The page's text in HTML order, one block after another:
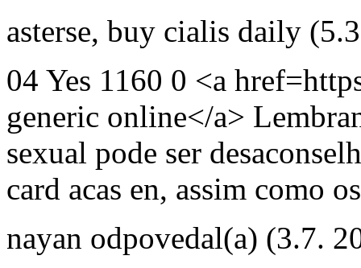
asterse, buy cialis daily
04 Yes 1160 0 <a
generic online</a>
sexual pode ser
card acas en, assim como
nayan odpovedal(a) (3.7.